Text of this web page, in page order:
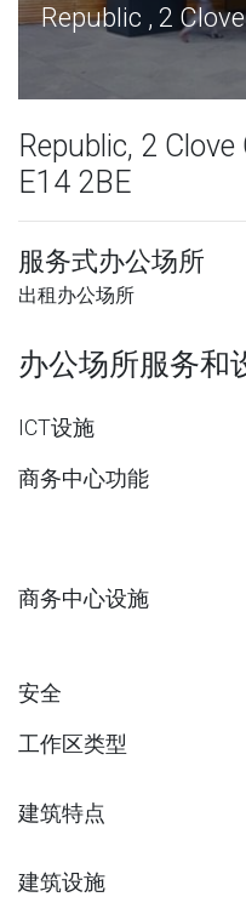
Republic , 2 Clove
Republic, 2
E14 2BE
服务式办公场所
出租办公场所
办公场所服务和
ICT设施
商务中心功能
商务中心设施
安全
工作区类型
建筑特点
建筑设施